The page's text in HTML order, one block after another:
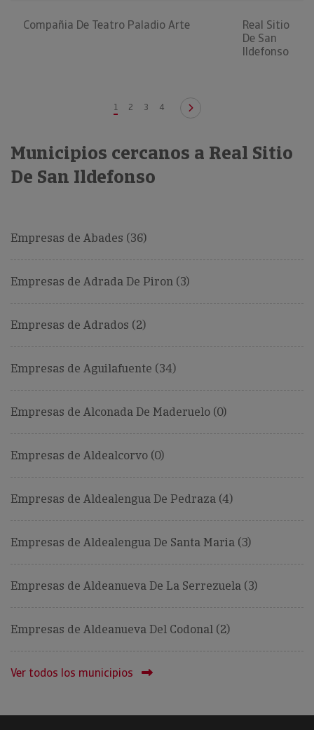
Compañia De Teatro Paladio Arte
Real Sitio
De San
Ildefonso
1 2 3 4
Municipios cercanos a Real Sitio
De San Ildefonso
Empresas de Abades (36)
Empresas de Adrada De Piron (3)
Empresas de Adrados (2)
Empresas de Aguilafuente (34)
Empresas de Alconada De Maderuelo (0)
Empresas de Aldealcorvo (0)
Empresas de Aldealengua De Pedraza (4)
Empresas de Aldealengua De Santa Maria (3)
Empresas de Aldeanueva De La Serrezuela (3)
Empresas de Aldeanueva Del Codonal (2)
Ver todos los municipios